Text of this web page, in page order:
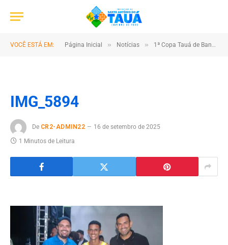
VOCÊ ESTÁ EM: Página Inicial » Notícias » 1ª Copa Tauá de Bandas e Fanfarra reúne talento e cultura no município
IMG_5894
De CR2-ADMIN22
16 de setembro de 2025
1 Minutos de Leitura